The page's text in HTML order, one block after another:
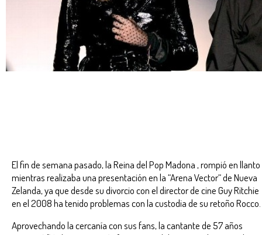
El fin de semana pasado, la Reina del Pop Madona , rompió en llanto
mientras realizaba una presentación en la “Arena Vector“ de Nueva
Zelanda, ya que desde su divorcio con el director de cine Guy Ritchie
en el 2008 ha tenido problemas con la custodia de su retoño Rocco.
Aprovechando la cercanía con sus fans, la cantante de 57 años